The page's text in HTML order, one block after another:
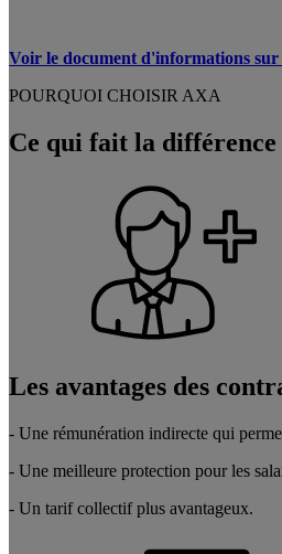
Voir le document d'informations
POURQUOI CHOISIR AXA
Ce qui fait la différence
Les avantages des
- Une rémunération indirecte qui
- Une meilleure protection pour les
- Un tarif collectif plus avantageux.